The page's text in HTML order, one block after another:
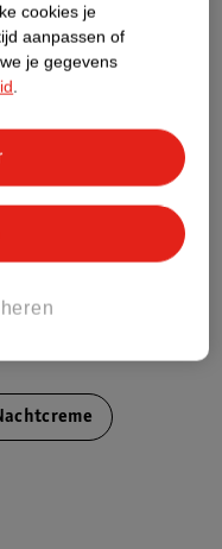
(nog) geen Nature
cookies je
aanpassen of
je gegevens
.